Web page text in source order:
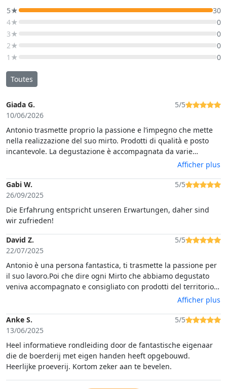
5★
30
4★
0
3★
0
2★
0
1★
0
Toutes
Giada G.
10/06/2026
5/5
Antonio trasmette proprio la passione e l’impegno che mette
nella realizzazione del suo mirto. Prodotti di qualità e posto
incantevole. La degustazione è accompagnata da varie
Afficher plus
Gabi W.
26/09/2025
5/5
Die Erfahrung entspricht unseren Erwartungen, daher sind
wir zufrieden!
David Z.
22/07/2025
5/5
Antonio è una persona fantastica, ti trasmette la passione per
il suo lavoro.Poi che dire ogni Mirto che abbiamo degustato
veniva accompagnato e consigliato con prodotti del territorio
ed ha reso l’esperienza veramente fantastica.Grazie ancora ad
Afficher plus
Anke S.
13/06/2025
5/5
Heel informatieve rondleiding door de fantastische eigenaar
die de boerderij met eigen handen heeft opgebouwd.
Heerlijke proeverij. Kortom zeker aan te bevelen.